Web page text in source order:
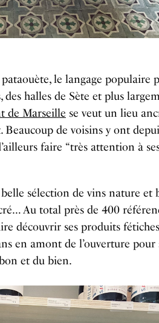
pataouète, le langage populaire
des halles de Sète et plus
de Marseille se veut un lieu
de voisins y ont
faire “très attention à
sélection de vins nature et
Au total près de 400
découvrir ses produits
en amont de l’ouverture pour
et du bien.